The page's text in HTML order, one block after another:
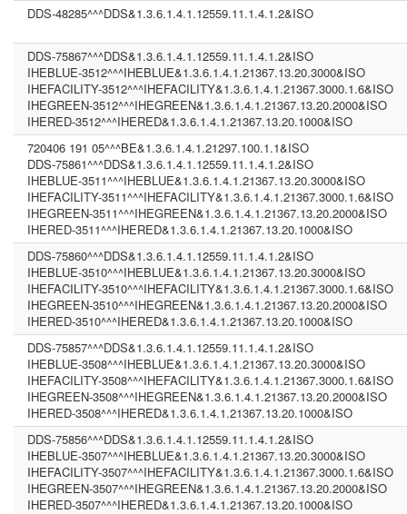
DDS-48285^^^DDS&1.3.6.1.4.1.12559.11.1.4.1.2&ISO
DDS-75867^^^DDS&1.3.6.1.4.1.12559.11.1.4.1.2&ISO
IHEBLUE-3512^^^IHEBLUE&1.3.6.1.4.1.21367.13.20.3000&ISO
IHEFACILITY-3512^^^IHEFACILITY&1.3.6.1.4.1.21367.3000.1.6&ISO
IHEGREEN-3512^^^IHEGREEN&1.3.6.1.4.1.21367.13.20.2000&ISO
IHERED-3512^^^IHERED&1.3.6.1.4.1.21367.13.20.1000&ISO
720406 191 05^^^BE&1.3.6.1.4.1.21297.100.1.1&ISO
DDS-75861^^^DDS&1.3.6.1.4.1.12559.11.1.4.1.2&ISO
IHEBLUE-3511^^^IHEBLUE&1.3.6.1.4.1.21367.13.20.3000&ISO
IHEFACILITY-3511^^^IHEFACILITY&1.3.6.1.4.1.21367.3000.1.6&ISO
IHEGREEN-3511^^^IHEGREEN&1.3.6.1.4.1.21367.13.20.2000&ISO
IHERED-3511^^^IHERED&1.3.6.1.4.1.21367.13.20.1000&ISO
DDS-75860^^^DDS&1.3.6.1.4.1.12559.11.1.4.1.2&ISO
IHEBLUE-3510^^^IHEBLUE&1.3.6.1.4.1.21367.13.20.3000&ISO
IHEFACILITY-3510^^^IHEFACILITY&1.3.6.1.4.1.21367.3000.1.6&ISO
IHEGREEN-3510^^^IHEGREEN&1.3.6.1.4.1.21367.13.20.2000&ISO
IHERED-3510^^^IHERED&1.3.6.1.4.1.21367.13.20.1000&ISO
DDS-75857^^^DDS&1.3.6.1.4.1.12559.11.1.4.1.2&ISO
IHEBLUE-3508^^^IHEBLUE&1.3.6.1.4.1.21367.13.20.3000&ISO
IHEFACILITY-3508^^^IHEFACILITY&1.3.6.1.4.1.21367.3000.1.6&ISO
IHEGREEN-3508^^^IHEGREEN&1.3.6.1.4.1.21367.13.20.2000&ISO
IHERED-3508^^^IHERED&1.3.6.1.4.1.21367.13.20.1000&ISO
DDS-75856^^^DDS&1.3.6.1.4.1.12559.11.1.4.1.2&ISO
IHEBLUE-3507^^^IHEBLUE&1.3.6.1.4.1.21367.13.20.3000&ISO
IHEFACILITY-3507^^^IHEFACILITY&1.3.6.1.4.1.21367.3000.1.6&ISO
IHEGREEN-3507^^^IHEGREEN&1.3.6.1.4.1.21367.13.20.2000&ISO
IHERED-3507^^^IHERED&1.3.6.1.4.1.21367.13.20.1000&ISO